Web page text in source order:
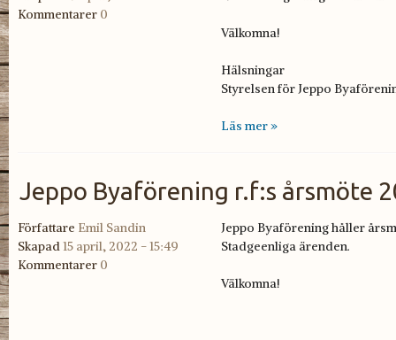
Kommentarer 0
Välkomna!
Hälsningar
Styrelsen för Jeppo
Läs mer »
Jeppo Byaförening r.f:s årsmöte
Författare Emil Sandin
Skapad15 april, 2022 - 15:49
Kommentarer 0
Jeppo Byaförening håller
Stadgeenliga ärenden.
Välkomna!